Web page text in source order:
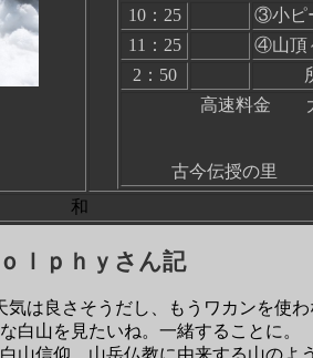
10：25
③小ピ
11：25
④山頂
2：50
高速料金
美並～
古今伝授の里
和
ｌｐｈｙさん記
は良さそうだし、もうワカンを使わ
白山を見たいね。一緒することに。
山信仰、山岳仏教に由来する山のよ